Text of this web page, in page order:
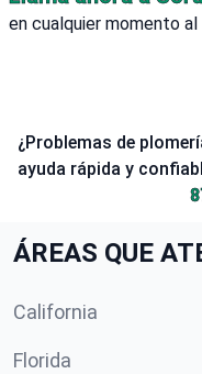
en cualquier momento al
¿Problemas de
ayuda rápida y
ÁREAS QUE
California
Florida